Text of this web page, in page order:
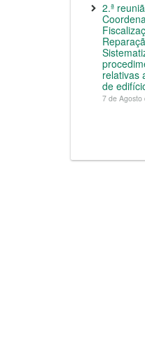
2.ª
relativas
de
7 de Agosto